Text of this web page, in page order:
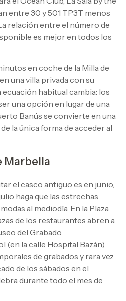
entre 30 y 501 TP3T menos
relación entre el número de
es mejor en todos los
en coche de la Milla de
una villa privada con su
ecuación habitual cambia: los
una opción en lugar de una
Banús se convierte en una
la única forma de acceder al
Marbella
el casco antiguo es en junio,
haga que las estrechas
al mediodía. En la Plaza
de los restaurantes abren a
del Grabado
(en la calle Hospital Bazán)
de grabados y rara vez
de los sábados en el
durante todo el mes de